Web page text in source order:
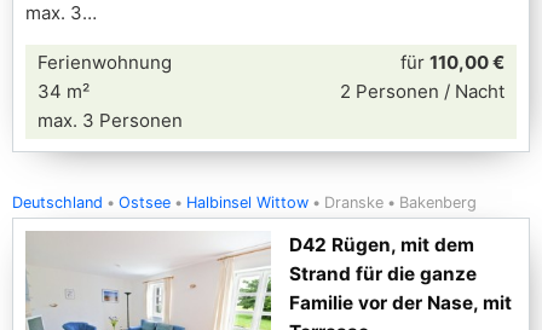
max. 3
Ferienwohnung
34 m²
max. 3 Personen
für 110,00 €
2 Personen / Nacht
Deutschland Ostsee Halbinsel Wittow Dranske Bakenberg
D42 Rügen, mit dem
Strand für die ganze
Familie vor der Nase, mit